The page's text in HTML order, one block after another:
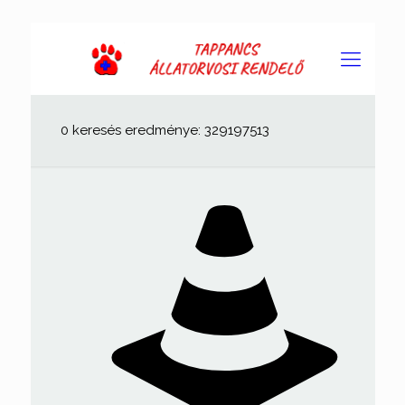
0 keresés eredménye: 329197513